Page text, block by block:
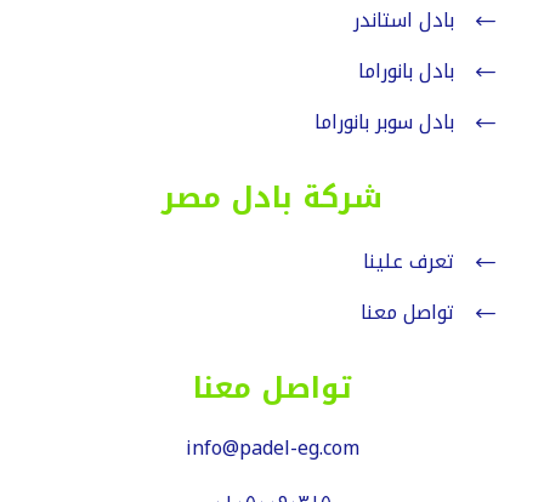
بادل استاندر
بادل بانوراما
بادل سوبر بانوراما
شركة بادل مصر
تعرف علينا
تواصل معنا
تواصل معنا
info@padel-eg.com